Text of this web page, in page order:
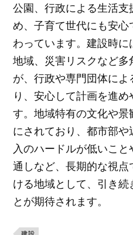
公園、行政による生活
め、子育て世代にも安
わっています。建設時
地域、災害リスクなど
が、行政や専門団体に
り、安心して計画を進
す。地域特有の文化や
にされており、都市部
入のハードルが低いこ
通しなど、長期的な視
ける地域として、引き
とが期待されます。